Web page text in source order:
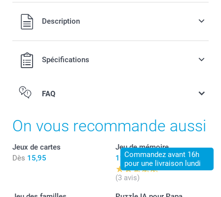
Tous les prix sont en francs suisses (CHF), TVA incluse et
hors frais de port.
Description
Spécifications
FAQ
On vous recommande aussi
Jeux de cartes
Dès 15,95
Commandez avant 16h
pour une livraison lundi
Jeu de mémoire
19,95
(3 avis)